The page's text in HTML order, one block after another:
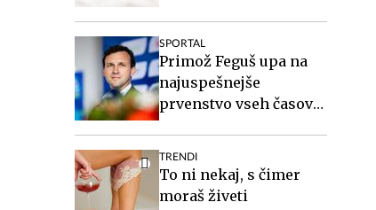
SPORTAL
Primož Feguš upa na
najuspešnejše
prvenstvo vseh časov
TRENDI
To ni nekaj, s čimer
moraš živeti